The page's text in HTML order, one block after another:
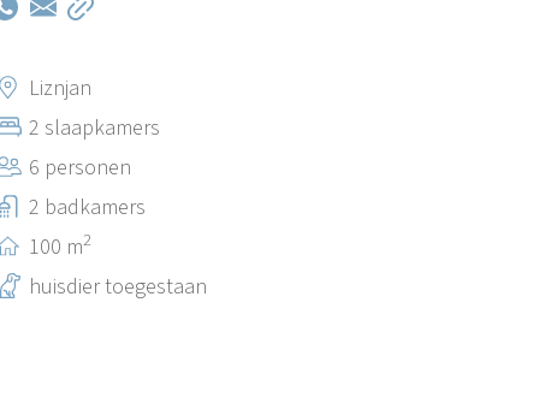
Liznjan
2 slaapkamers
6 personen
2 badkamers
100 m2
huisdier toegestaan